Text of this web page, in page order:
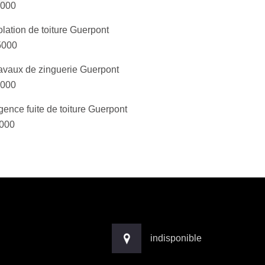
de toiture Guerpont
de zinguerie Guerpont
fuite de toiture Guerpont
indisponible